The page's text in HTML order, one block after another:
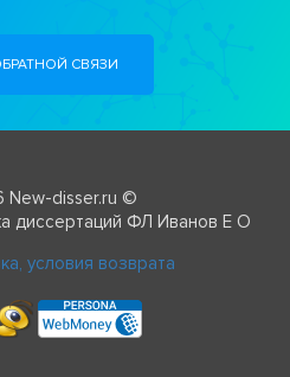
СВЯЗИ
New-disser.ru ©
диссертаций ФЛ Иванов Е О
условия возврата